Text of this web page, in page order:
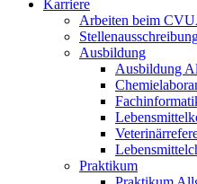
Karriere
Arbeiten beim
Ausbildung
Ausbildung
Praktikum